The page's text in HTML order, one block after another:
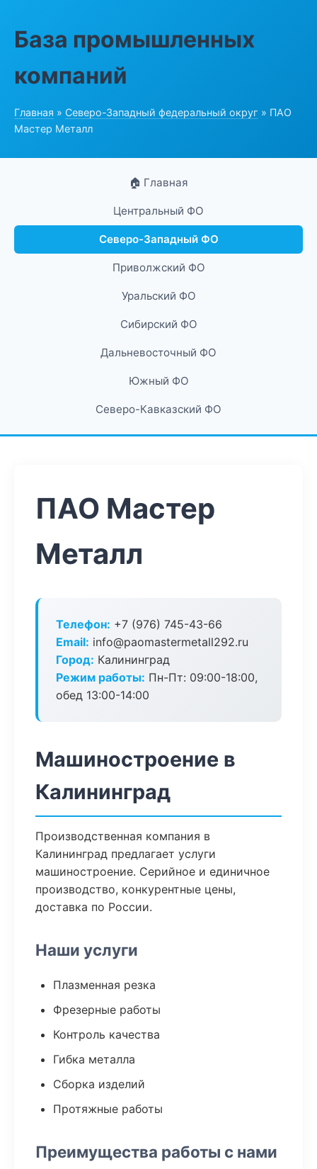
База промышленных
компаний
Главная » Северо-Западный федеральный округ » ПАО
Мастер Металл
🏠 Главная
Центральный ФО
Северо-Западный ФО
Приволжский ФО
Уральский ФО
Сибирский ФО
Дальневосточный ФО
Южный ФО
Северо-Кавказский ФО
ПАО Мастер
Металл
Телефон: +7 (976) 745-43-66
Email: info@paomastermetall292.ru
Город: Калининград
Режим работы: Пн-Пт: 09:00-18:00,
обед 13:00-14:00
Машиностроение в
Калининград
Производственная компания в
Калининград предлагает услуги
машиностроение. Серийное и единичное
производство, конкурентные цены,
доставка по России.
Наши услуги
Плазменная резка
Фрезерные работы
Контроль качества
Гибка металла
Сборка изделий
Протяжные работы
Преимущества работы с нами